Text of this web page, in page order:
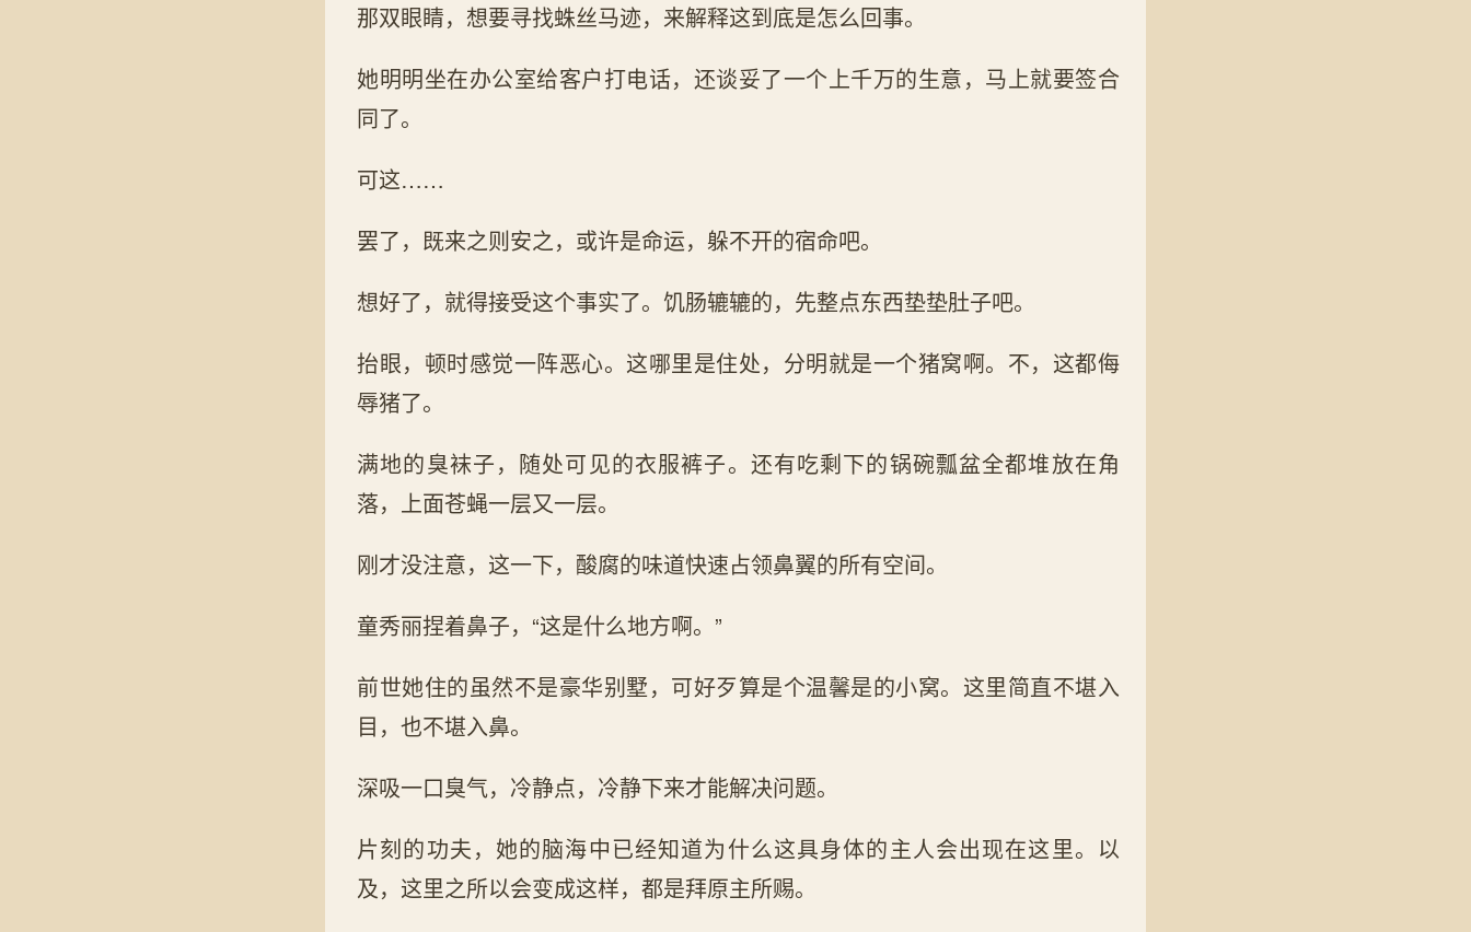
那双眼睛，想要寻找蛛丝马迹，来解释这到底是怎么回事。
她明明坐在办公室给客户打电话，还谈妥了一个上千万的生意，马上就要签合
同了。
可这……
罢了，既来之则安之，或许是命运，躲不开的宿命吧。
想好了，就得接受这个事实了。饥肠辘辘的，先整点东西垫垫肚子吧。
抬眼，顿时感觉一阵恶心。这哪里是住处，分明就是一个猪窝啊。不，这都侮
辱猪了。
满地的臭袜子，随处可见的衣服裤子。还有吃剩下的锅碗瓢盆全都堆放在角
落，上面苍蝇一层又一层。
刚才没注意，这一下，酸腐的味道快速占领鼻翼的所有空间。
童秀丽捏着鼻子，“这是什么地方啊。”
前世她住的虽然不是豪华别墅，可好歹算是个温馨是的小窝。这里简直不堪入
目，也不堪入鼻。
深吸一口臭气，冷静点，冷静下来才能解决问题。
片刻的功夫，她的脑海中已经知道为什么这具身体的主人会出现在这里。以
及，这里之所以会变成这样，都是拜原主所赐。